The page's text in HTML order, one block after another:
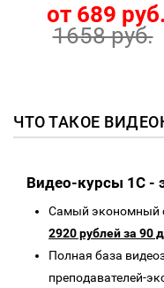
от 689 руб.
1658 руб.
ЧТО ТАКОЕ
Видео-курсы 1C -
Самый экономный
2920 рублей за 90
Полная база
преподавателей-